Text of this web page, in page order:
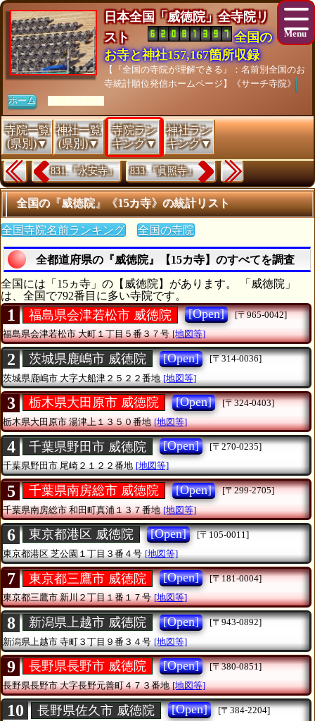
日本全国「威徳院」全寺院リ
スト
全国の
お寺と神社157,167箇所収録
【『全国の寺院が理解できる』：名前別全国のお
寺統計順位発信ホームページ】《サーチ寺院》
ホーム
[As of 26/07/28]
寺院一覧
(県別)▼
神社一覧
(県別)▼
寺院ラン
キング▼
神社ラン
キング▼
831.『永安寺』 833.『眞照寺』
全国の『威徳院』《15カ寺》の統計リスト
全国寺院名前ランキング 全国の寺院
全都道府県の『威徳院』【15カ寺】のすべてを調査
全国には「15ヵ寺」の【威徳院】があります。 「威徳院」
は、全国で792番目に多い寺院です。
1 福島県会津若松市 威徳院 [Open]
[〒965-0042]
福島県会津若松市大町１丁目５番３７号 [地図等]
2 茨城県鹿嶋市 威徳院 [Open]
[〒314-0036]
茨城県鹿嶋市 大字大船津２５２２番地 [地図等]
3 栃木県大田原市 威徳院 [Open]
[〒324-0403]
栃木県大田原市湯津上１３５０番地 [地図等]
4 千葉県野田市 威徳院 [Open]
[〒270-0235]
千葉県野田市尾崎２１２２番地 [地図等]
5 千葉県南房総市 威徳院 [Open]
[〒299-2705]
千葉県南房総市和田町真浦１３７番地 [地図等]
6 東京都港区 威徳院 [Open]
[〒105-0011]
東京都港区 芝公園１丁目３番４号 [地図等]
7 東京都三鷹市 威徳院 [Open]
[〒181-0004]
東京都三鷹市新川２丁目１番１７号 [地図等]
8 新潟県上越市 威徳院 [Open]
[〒943-0892]
新潟県上越市 寺町３丁目９番３４号 [地図等]
9 長野県長野市 威徳院 [Open]
[〒380-0851]
長野県長野市大字長野元善町４７３番地 [地図等]
10 長野県佐久市 威徳院 [Open]
[〒384-2204]